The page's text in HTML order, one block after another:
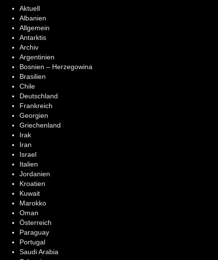
Aktuell
Albanien
Allgemein
Antarktis
Archiv
Argentinien
Bosnien – Herzegowina
Brasilien
Chile
Deutschland
Frankreich
Georgien
Griechenland
Irak
Iran
Israel
Italien
Jordanien
Kroatien
Kuwait
Marokko
Oman
Österreich
Paraguay
Portugal
Saudi Arabia